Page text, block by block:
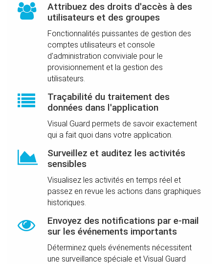
Attribuez des droits d'accès à des
utilisateurs et des groupes
Fonctionnalités puissantes de gestion des
comptes utilisateurs et console
d'administration conviviale pour le
provisionnement et la gestion des
utilisateurs.
Traçabilité du traitement des
données dans l'application
Visual Guard permets de savoir exactement
qui a fait quoi dans votre application.
Surveillez et auditez les activités
sensibles
Visualisez les activités en temps réel et
passez en revue les actions dans graphiques
historiques.
Envoyez des notifications par e-mail
sur les événements importants
Déterminez quels événements nécessitent
une surveillance spéciale et Visual Guard